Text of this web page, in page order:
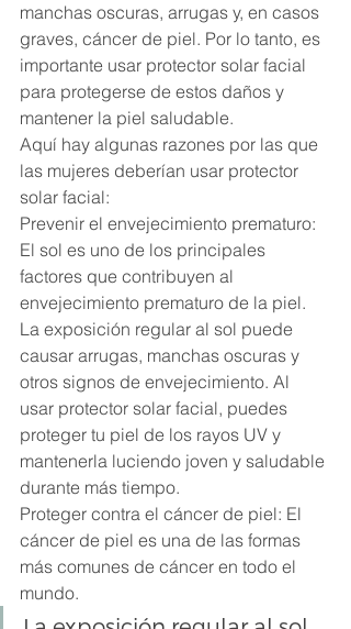
manchas oscuras, arrugas y, en casos
graves, cáncer de piel. Por lo tanto, es
importante usar protector solar facial
para protegerse de estos daños y
mantener la piel saludable.
Aquí hay algunas razones por las que
las mujeres deberían usar protector
solar facial:
Prevenir el envejecimiento prematuro:
El sol es uno de los principales
factores que contribuyen al
envejecimiento prematuro de la piel.
La exposición regular al sol puede
causar arrugas, manchas oscuras y
otros signos de envejecimiento. Al
usar protector solar facial, puedes
proteger tu piel de los rayos UV y
mantenerla luciendo joven y saludable
durante más tiempo.
Proteger contra el cáncer de piel: El
cáncer de piel es una de las formas
más comunes de cáncer en todo el
mundo.